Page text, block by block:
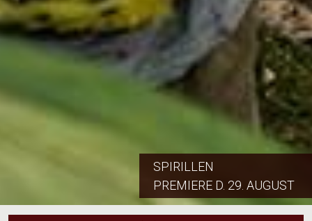
SPIRILLEN
PREMIERE D. 29. AUGUST